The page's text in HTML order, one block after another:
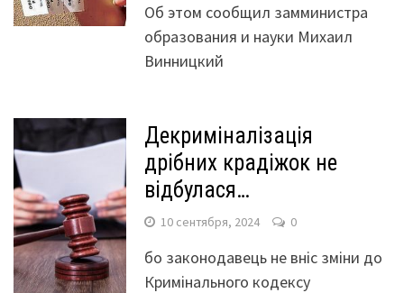
Об этом сообщил замминистра
образования и науки Михаил
Винницкий
Декриміналізація
дрібних крадіжок не
відбулася…
10 сентября, 2024 0
бо законодавець не вніс зміни до
Кримінального кодексу